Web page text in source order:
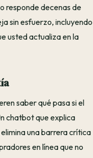
responde decenas de
sin esfuerzo, incluyendo
usted actualiza en la
saber qué pasa si el
chatbot que explica
una barrera crítica
en línea que no